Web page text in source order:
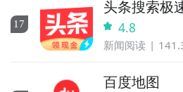
17
头条搜索极
4.8
新闻阅读
百度地图